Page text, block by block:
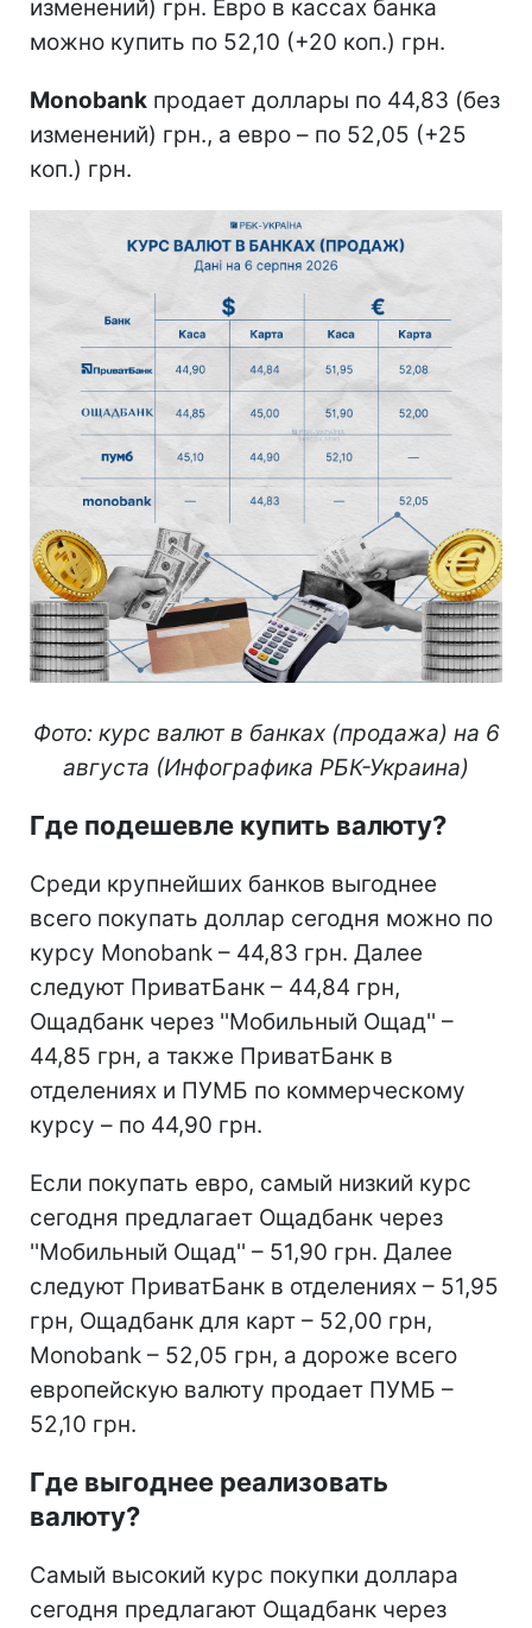
изменений) грн. Евро в кассах банка
можно купить по 52,10 (+20 коп.) грн.
Monobank продает доллары по 44,83 (без
изменений) грн., а евро – по 52,05 (+25
коп.) грн.
Фото: курс валют в банках (продажа) на 6
августа (Инфографика РБК-Украина)
Где подешевле купить валюту?
Среди крупнейших банков выгоднее
всего покупать доллар сегодня можно по
курсу Monobank – 44,83 грн. Далее
следуют ПриватБанк – 44,84 грн,
Ощадбанк через ''Мобильный Ощад'' –
44,85 грн, а также ПриватБанк в
отделениях и ПУМБ по коммерческому
курсу – по 44,90 грн.
Если покупать евро, самый низкий курс
сегодня предлагает Ощадбанк через
''Мобильный Ощад'' – 51,90 грн. Далее
следуют ПриватБанк в отделениях – 51,95
грн, Ощадбанк для карт – 52,00 грн,
Monobank – 52,05 грн, а дороже всего
европейскую валюту продает ПУМБ –
52,10 грн.
Где выгоднее реализовать
валюту?
Самый высокий курс покупки доллара
сегодня предлагают Ощадбанк через